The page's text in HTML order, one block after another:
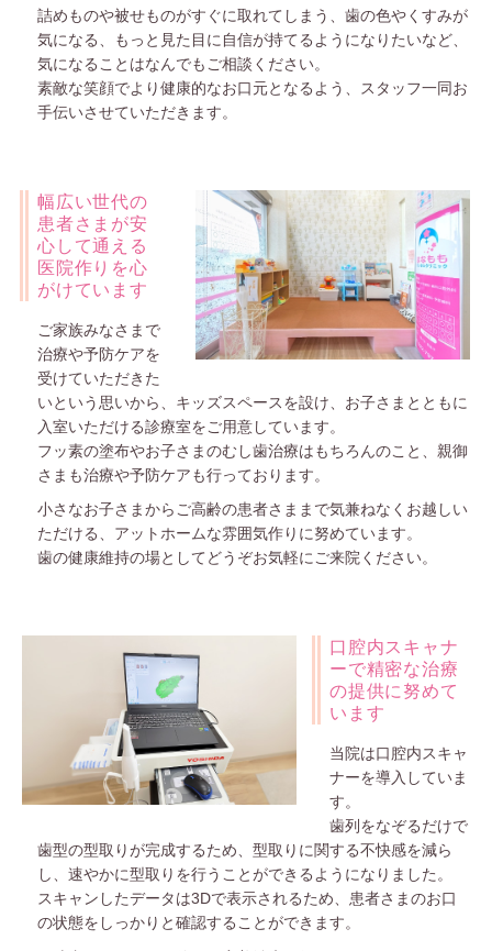
詰めものや被せものがすぐに取れてしまう、歯の色やくすみが
気になる、もっと見た目に自信が持てるようになりたいなど、
気になることはなんでもご相談ください。
素敵な笑顔でより健康的なお口元となるよう、スタッフ一同お
手伝いさせていただきます。
幅広い世代の
患者さまが安
心して通える
医院作りを心
がけています
ご家族みなさまで
治療や予防ケアを
受けていただきた
いという思いから、キッズスペースを設け、お子さまとともに
入室いただける診療室をご用意しています。
フッ素の塗布やお子さまのむし歯治療はもちろんのこと、親御
さまも治療や予防ケアも行っております。
小さなお子さまからご高齢の患者さままで気兼ねなくお越しい
ただける、アットホームな雰囲気作りに努めています。
歯の健康維持の場としてどうぞお気軽にご来院ください。
口腔内スキャナ
ーで精密な治療
の提供に努めて
います
当院は口腔内スキャ
ナーを導入していま
す。
歯列をなぞるだけで
歯型の型取りが完成するため、型取りに関する不快感を減ら
し、速やかに型取りを行うことができるようになりました。
スキャンしたデータは3Dで表示されるため、患者さまのお口
の状態をしっかりと確認することができます。